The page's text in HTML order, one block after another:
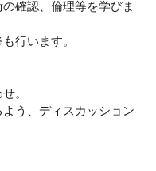
確認、倫理等を学びま
行います。
。
う、ディスカッション